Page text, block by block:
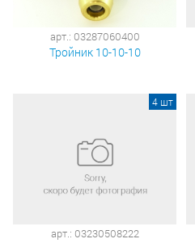
арт.: 03287060400
Тройник 10-10-10
арт.: 03230508222
4 шт